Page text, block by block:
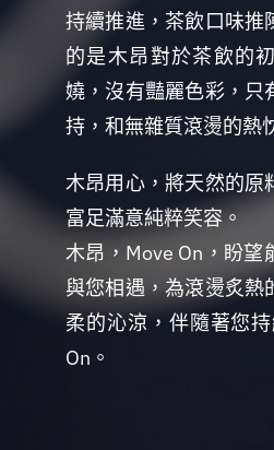
持續推進，茶飲口味推
的是木昂對於茶飲的
嬈，沒有豔麗色彩，只
持，和無雜質滾燙的熱
木昂用心，將天然的原
富足滿意純粹笑容。
木昂，Move On，盼望
與您相遇，為滾燙炙熱
柔的沁涼，伴隨著您
On。